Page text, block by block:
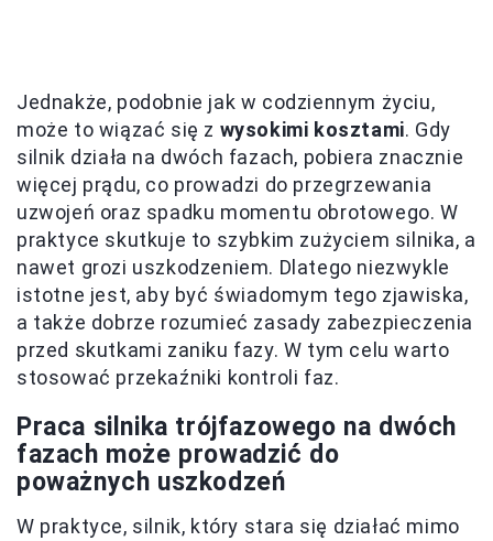
Jednakże, podobnie jak w codziennym życiu,
może to wiązać się z wysokimi kosztami. Gdy
silnik działa na dwóch fazach, pobiera znacznie
więcej prądu, co prowadzi do przegrzewania
uzwojeń oraz spadku momentu obrotowego. W
praktyce skutkuje to szybkim zużyciem silnika, a
nawet grozi uszkodzeniem. Dlatego niezwykle
istotne jest, aby być świadomym tego zjawiska,
a także dobrze rozumieć zasady zabezpieczenia
przed skutkami zaniku fazy. W tym celu warto
stosować przekaźniki kontroli faz.
Praca silnika trójfazowego na dwóch
fazach może prowadzić do
poważnych uszkodzeń
W praktyce, silnik, który stara się działać mimo